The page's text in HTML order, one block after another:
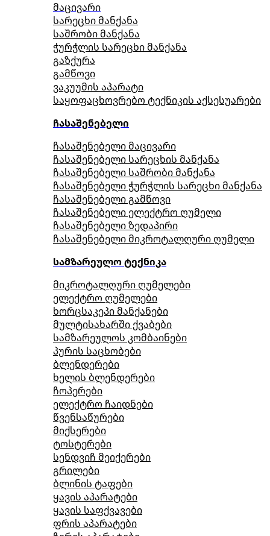
მაცივარი
სარეცხი მანქანა
საშრობი მანქანა
ჭურჭლის სარეცხი მანქანა
გაზქურა
გამწოვი
ვაკუუმის აპარატი
საყოფაცხოვრებო ტექნიკის აქსესუარები
ჩასაშენებელი
ჩასაშენებელი მაცივარი
ჩასაშენებელი სარეცხის მანქანა
ჩასაშენებელი საშრობი მანქანა
ჩასაშენებელი ჭურჭლის სარეცხი მანქანა
ჩასაშენებელი გამწოვი
ჩასაშენებელი ელექტრო ღუმელი
ჩასაშენებელი ზედაპირი
ჩასაშენებელი მიკროტალღური ღუმელი
სამზარეულო ტექნიკა
მიკროტალღური ღუმელები
ელექტრო ღუმელები
ხორცსაკეპი მანქანები
მულტისახარში ქვაბები
სამზარეულოს კომბაინები
პურის საცხობები
ბლენდერები
ხელის ბლენდერები
ჩოპერები
ელექტრო ჩაიდნები
წვენსაწურები
მიქსერები
ტოსტერები
სენდვიჩ მეიქერები
გრილები
ბლინის ტაფები
ყავის აპარატები
ყავის საფქვავები
ფრის აპარატები